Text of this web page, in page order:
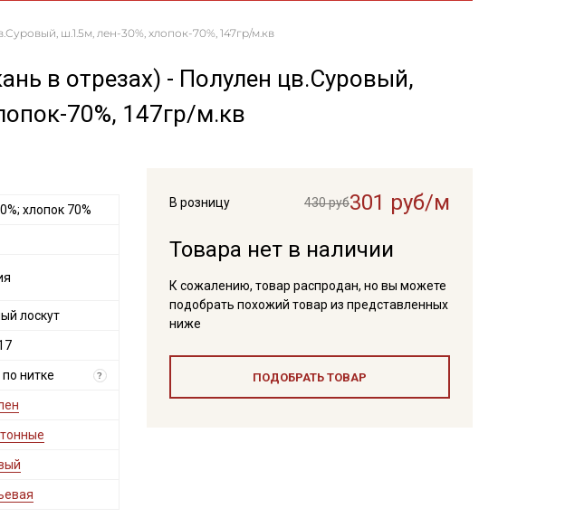
ш.1.5м, лен-30%, хлопок-70%, 147гр/м.кв
в отрезах) - Полулен цв.Суровый,
70%, 147гр/м.кв
В розницу 430 руб301 руб/м
Товара нет в наличии
К сожалению, товар распродан, но вы можете
подобрать похожий товар из представленных
ниже
ПОДОБРАТЬ ТОВАР
хлопок 70%
лоскут
нитке ?